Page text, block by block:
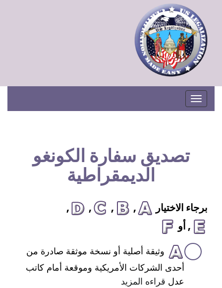
Toggle navigation
تصديق سفارة الكونغو
الديمقراطية
برجاء الاختيار ,
,
,
,
, أو
وثيقة أصلية أو نسخة موثقة صادرة من
أحدى الشركات الأمريكية وموقعة أمام كاتب
عدل قراءه المزيد